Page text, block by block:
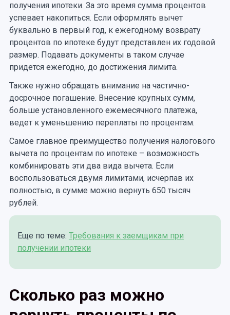
получения ипотеки. За это время сумма процентов
успевает накопиться. Если оформлять вычет
буквально в первый год, к ежегодному возврату
процентов по ипотеке будут представлен их годовой
размер. Подавать документы в таком случае
придется ежегодно, до достижения лимита.
Также нужно обращать внимание на частично-
досрочное погашение. Внесение крупных сумм,
больше установленного ежемесячного платежа,
ведет к уменьшению переплаты по процентам.
Самое главное преимущество получения налогового
вычета по процентам по ипотеке – возможность
комбинировать эти два вида вычета. Если
воспользоваться двумя лимитами, исчерпав их
полностью, в сумме можно вернуть 650 тысяч
рублей.
Еще по теме: Требования к заемщикам при
получении ипотеки
Сколько раз можно